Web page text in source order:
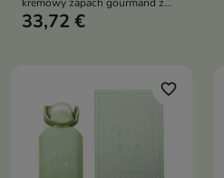
nutą karmelu, wanilii i kokosa,
33,72 €
favorite_border